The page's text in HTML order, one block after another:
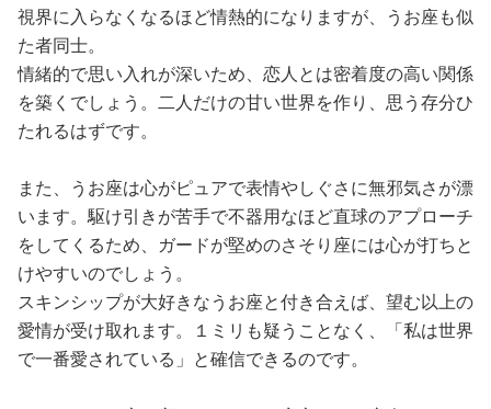
視界に入らなくなるほど情熱的になりますが、うお座も似
た者同士。
情緒的で思い入れが深いため、恋人とは密着度の高い関係
を築くでしょう。二人だけの甘い世界を作り、思う存分ひ
たれるはずです。
また、うお座は心がピュアで表情やしぐさに無邪気さが漂
います。駆け引きが苦手で不器用なほど直球のアプローチ
をしてくるため、ガードが堅めのさそり座には心が打ちと
けやすいのでしょう。
スキンシップが大好きなうお座と付き合えば、望む以上の
愛情が受け取れます。１ミリも疑うことなく、「私は世界
で一番愛されている」と確信できるのです。